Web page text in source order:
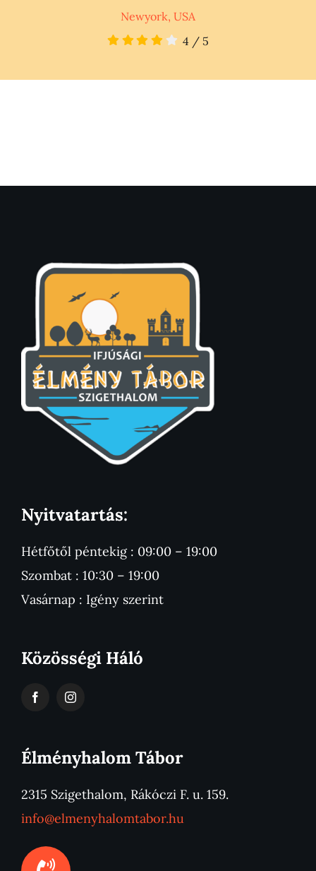
Newyork, USA
4 / 5
Nyitvatartás:
Hétfőtől péntekig : 09:00 – 19:00
Szombat : 10:30 – 19:00
Vasárnap : Igény szerint
Közösségi Háló
Élményhalom Tábor
2315 Szigethalom, Rákóczi F. u. 159.
info@elmenyhalomtabor.hu